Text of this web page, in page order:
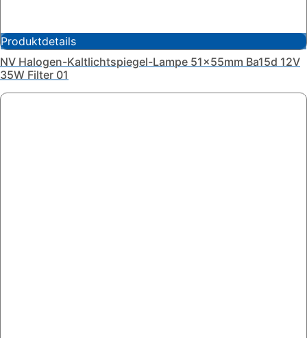
Produktdetails
NV Halogen-Kaltlichtspiegel-Lampe 51x55mm Ba15d 12V
35W Filter 01